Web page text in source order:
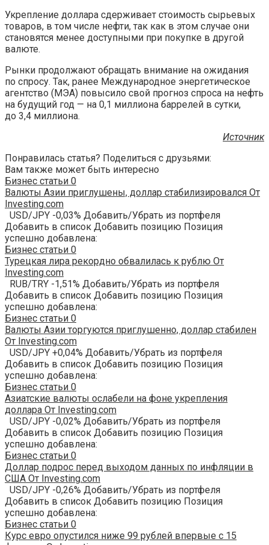
Укрепление доллара сдерживает стоимость сырьевых
товаров, в том числе нефти, так как в этом случае они
становятся менее доступными при покупке в другой
валюте.
Рынки продолжают обращать внимание на ожидания
по спросу. Так, ранее Международное энергетическое
агентство (МЭА) повысило свой прогноз спроса на нефть
на будущий год — на 0,1 миллиона баррелей в сутки,
до 3,4 миллиона.
Источник
Понравилась статья? Поделиться с друзьями:
Вам также может быть интересно
Бизнес статьи 0
Валюты Азии приглушены, доллар стабилизировался От
Investing.com
USD/JPY -0,03% Добавить/Убрать из портфеля
Добавить в список Добавить позицию Позиция
успешно добавлена:
Бизнес статьи 0
Турецкая лира рекордно обвалилась к рублю От
Investing.com
RUB/TRY -1,51% Добавить/Убрать из портфеля
Добавить в список Добавить позицию Позиция
успешно добавлена:
Бизнес статьи 0
Валюты Азии торгуются приглушенно, доллар стабилен
От Investing.com
USD/JPY +0,04% Добавить/Убрать из портфеля
Добавить в список Добавить позицию Позиция
успешно добавлена:
Бизнес статьи 0
Азиатские валюты ослабели на фоне укрепления
доллара От Investing.com
USD/JPY -0,02% Добавить/Убрать из портфеля
Добавить в список Добавить позицию Позиция
успешно добавлена:
Бизнес статьи 0
Доллар подрос перед выходом данных по инфляции в
США От Investing.com
USD/JPY -0,26% Добавить/Убрать из портфеля
Добавить в список Добавить позицию Позиция
успешно добавлена:
Бизнес статьи 0
Курс евро опустился ниже 99 рублей впервые с 15